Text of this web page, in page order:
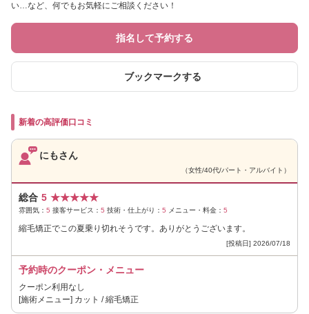
い…など、何でもお気軽にご相談ください！
指名して予約する
ブックマークする
新着の高評価口コミ
にもさん
（女性/40代/パート・アルバイト）
総合 5 ★★★★★
雰囲気： 5 接客サービス： 5 技術・仕上がり： 5 メニュー・料金： 5
縮毛矯正でこの夏乗り切れそうです。ありがとうございます。
[投稿日] 2026/07/18
予約時のクーポン・メニュー
クーポン利用なし
[施術メニュー] カット / 縮毛矯正